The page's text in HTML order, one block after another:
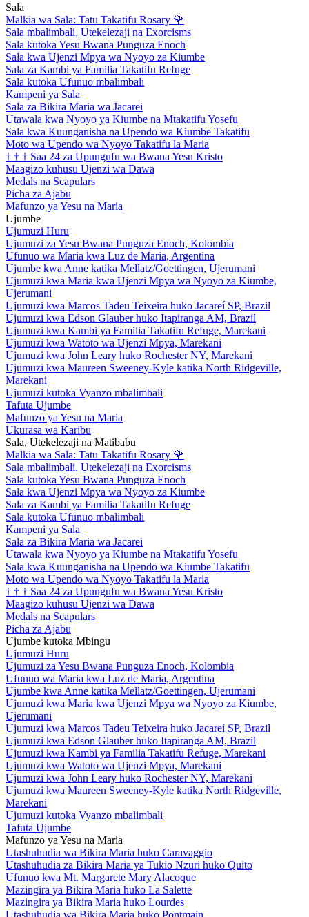
Sala
Malkia wa Sala: Tatu Takatifu Rosary 🌹
Sala mbalimbali, Utekelezaji na Exorcisms
Sala kutoka Yesu Bwana Punguza Enoch
Sala kwa Ujenzi Mpya wa Nyoyo za Kiumbe
Sala za Kambi ya Familia Takatifu Refuge
Sala kutoka Ufunuo mbalimbali
Kampeni ya Sala
Sala za Bikira Maria wa Jacarei
Utawala kwa Nyoyo ya Kiumbe na Mtakatifu Yosefu
Sala kwa Kuunganisha na Upendo wa Kiumbe Takatifu
Moto wa Upendo wa Nyoyo Takatifu la Maria
† † † Saa 24 za Upungufu wa Bwana Yesu Kristo
Maagizo kuhusu Ujenzi wa Dawa
Medals na Scapulars
Picha za Ajabu
Mafunzo ya Yesu na Maria
Ujumbe
Ujumuzi Huru
Ujumuzi za Yesu Bwana Punguza Enoch, Kolombia
Ufunuo wa Maria kwa Luz de Maria, Argentina
Ujumbe kwa Anne katika Mellatz/Goettingen, Ujerumani
Ujumuzi kwa Maria kwa Ujenzi Mpya wa Nyoyo za Kiumbe,
Ujerumani
Ujumuzi kwa Marcos Tadeu Teixeira huko Jacareí SP, Brazil
Ujumuzi kwa Edson Glauber huko Itapiranga AM, Brazil
Ujumuzi kwa Kambi ya Familia Takatifu Refuge, Marekani
Ujumuzi kwa Watoto wa Ujenzi Mpya, Marekani
Ujumuzi kwa John Leary huko Rochester NY, Marekani
Ujumuzi kwa Maureen Sweeney-Kyle katika North Ridgeville,
Marekani
Ujumuzi kutoka Vyanzo mbalimbali
Tafuta Ujumbe
Mafunzo ya Yesu na Maria
Ukurasa wa Karibu
Sala, Utekelezaji na Matibabu
Malkia wa Sala: Tatu Takatifu Rosary 🌹
Sala mbalimbali, Utekelezaji na Exorcisms
Sala kutoka Yesu Bwana Punguza Enoch
Sala kwa Ujenzi Mpya wa Nyoyo za Kiumbe
Sala za Kambi ya Familia Takatifu Refuge
Sala kutoka Ufunuo mbalimbali
Kampeni ya Sala
Sala za Bikira Maria wa Jacarei
Utawala kwa Nyoyo ya Kiumbe na Mtakatifu Yosefu
Sala kwa Kuunganisha na Upendo wa Kiumbe Takatifu
Moto wa Upendo wa Nyoyo Takatifu la Maria
† † † Saa 24 za Upungufu wa Bwana Yesu Kristo
Maagizo kuhusu Ujenzi wa Dawa
Medals na Scapulars
Picha za Ajabu
Ujumbe kutoka Mbingu
Ujumuzi Huru
Ujumuzi za Yesu Bwana Punguza Enoch, Kolombia
Ufunuo wa Maria kwa Luz de Maria, Argentina
Ujumbe kwa Anne katika Mellatz/Goettingen, Ujerumani
Ujumuzi kwa Maria kwa Ujenzi Mpya wa Nyoyo za Kiumbe,
Ujerumani
Ujumuzi kwa Marcos Tadeu Teixeira huko Jacareí SP, Brazil
Ujumuzi kwa Edson Glauber huko Itapiranga AM, Brazil
Ujumuzi kwa Kambi ya Familia Takatifu Refuge, Marekani
Ujumuzi kwa Watoto wa Ujenzi Mpya, Marekani
Ujumuzi kwa John Leary huko Rochester NY, Marekani
Ujumuzi kwa Maureen Sweeney-Kyle katika North Ridgeville,
Marekani
Ujumuzi kutoka Vyanzo mbalimbali
Tafuta Ujumbe
Mafunzo ya Yesu na Maria
Utashuhudia wa Bikira Maria huko Caravaggio
Utashuhudia za Bikira Maria ya Tukio Nzuri huko Quito
Ufunuo kwa Mt. Margarete Mary Alacoque
Mazingira ya Bikira Maria huko La Salette
Mazingira ya Bikira Maria huko Lourdes
Utashuhudia wa Bikira Maria huko Pontmain